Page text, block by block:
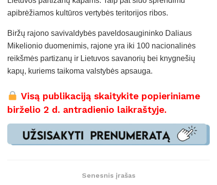
apibrėžiamos kultūros vertybės teritorijos ribos.
Biržų rajono savivaldybės paveldosaugininko Daliaus
Mikelionio duomenimis, rajone yra iki 100 nacionalinės
reikšmės partizanų ir Lietuvos savanorių bei knygnešių
kapų, kuriems taikoma valstybės apsauga.
Visą publikaciją skaitykite popieriniame
birželio 2 d. antradienio laikraštyje.
Senesnis įrašas